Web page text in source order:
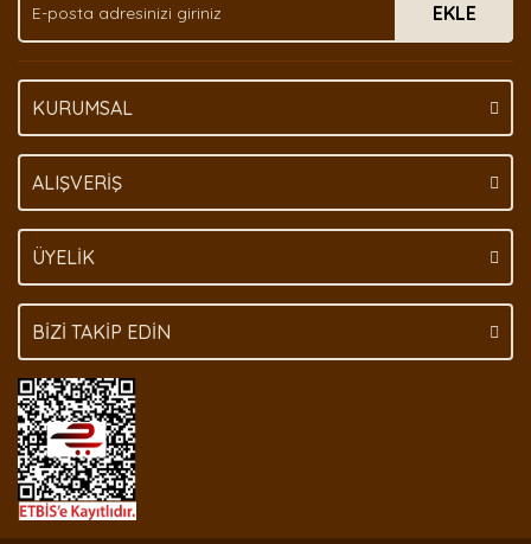
Bu ürüne benzer farklı alternatifler olmalı.
EKLE
KURUMSAL
ALIŞVERİŞ
ÜYELİK
BİZİ TAKİP EDİN